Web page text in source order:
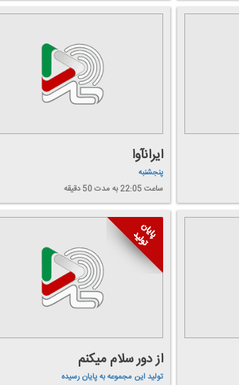
ایرانآوا
پنجشنبه
ساعت 22:05
به مدت 50 دقیقه
از دور سلام میكنم
تولید این مجموعه به پایان رسیده